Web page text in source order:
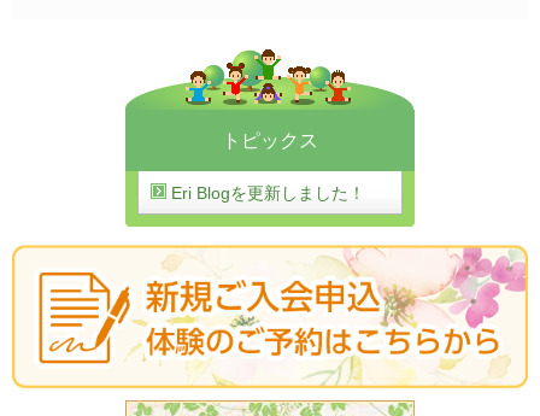
トピックス
Eri Blogを更新しました！